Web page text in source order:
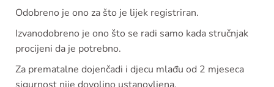
Odobreno je ono za što je lijek registriran.
Izvanodobreno je ono što se radi samo kada stručnjak
procijeni da je potrebno.
Za prematalne dojenčadi i djecu mlađu od 2 mjeseca